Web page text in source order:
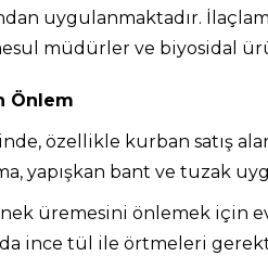
uygulanmaktadır.
müdürler ve biyosidal
Önlem
özellikle kurban satış
yapışkan bant ve tuzak
üremesini önlemek için
da ince tül ile örtmeleri